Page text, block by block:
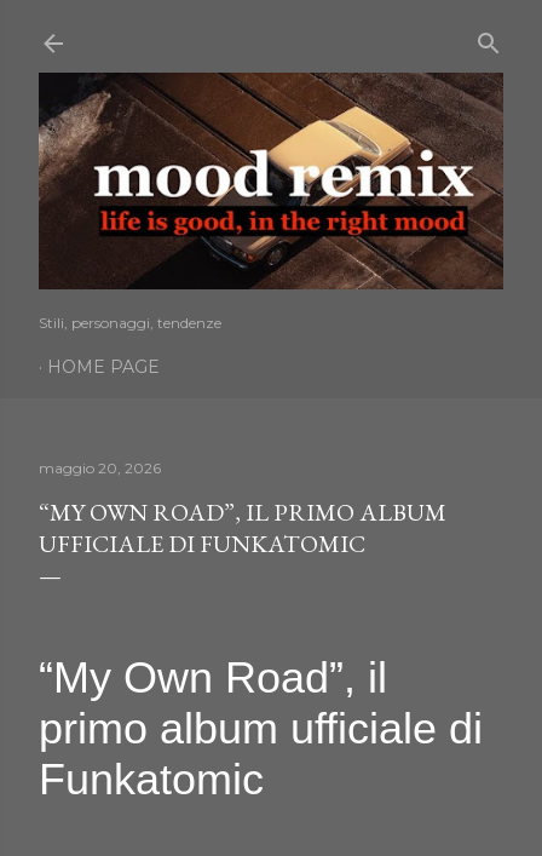
Stili, personaggi, tendenze
HOME PAGE
maggio 20, 2026
“MY OWN ROAD”, IL PRIMO ALBUM
UFFICIALE DI FUNKATOMIC
“My Own Road”, il
primo album ufficiale di
Funkatomic